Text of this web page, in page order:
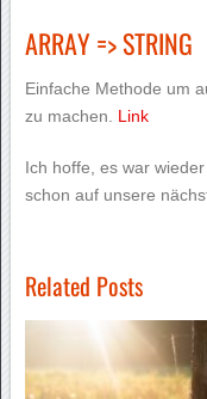
ARRAY => STRING
Einfache Methode um
zu machen. Link
Ich hoffe, es war
schon auf unsere
Related Posts